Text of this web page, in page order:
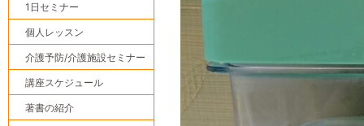
1日セミナー
個人レッスン
介護予防/介護施設セミナー
講座スケジュール
著書の紹介